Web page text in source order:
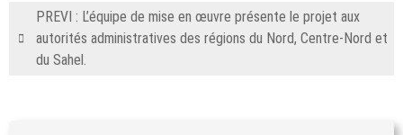
PREVI : L’équipe de mise en œuvre présente le projet aux
autorités administratives des régions du Nord, Centre-Nord et
du Sahel.